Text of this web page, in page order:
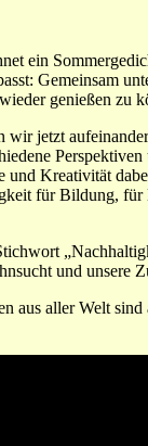
ein
Gemeinsam
genießen zu
jetzt
und Kreativität
für Bildung,
und unsere
aus aller Welt